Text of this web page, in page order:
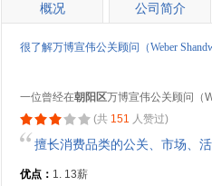
概况 公司简介
很了解万博宣伟公关顾问（Weber
一位曾经在朝阳区万博宣伟公关顾问（
(共 151 人赞过)
擅长消费品类的公关、市场、
优点： 1. 13薪